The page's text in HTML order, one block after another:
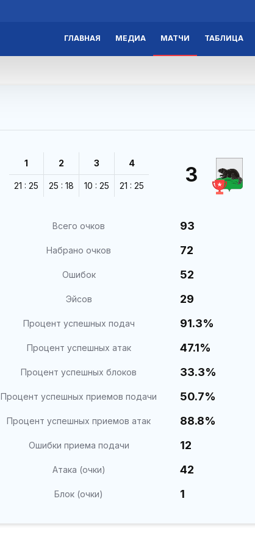
ГЛАВНАЯ МЕДИА МАТЧИ ТАБЛИЦА
1
21 : 25
2
25 : 18
3
10 : 25
4
21 : 25 3
Всего очков
93
Набрано очков
72
Ошибок
52
Эйсов
29
Процент успешных подач
91.3%
Процент успешных атак
47.1%
Процент успешных блоков
33.3%
Процент успешных приемов подачи
50.7%
Процент успешных приемов атак
88.8%
Ошибки приема подачи
12
Атака (очки)
42
Блок (очки) 1